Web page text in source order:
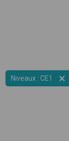
Niveaux : CE1 